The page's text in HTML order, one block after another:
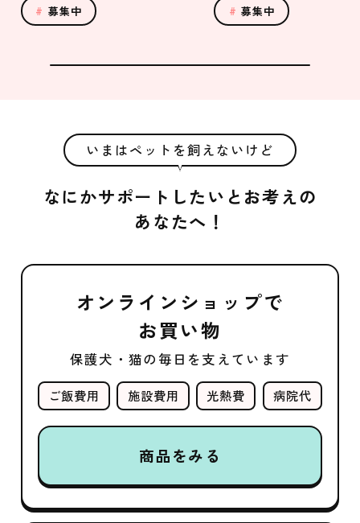
募集中 募集中
いまはペットを飼えないけど
なにかサポートしたいとお考えの
あなたへ！
オンラインショップで
お買い物
保護犬・猫の毎日を支えています
ご飯費用 施設費用 光熱費 病院代
商品をみる